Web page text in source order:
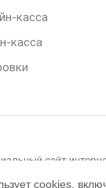
касса
касса
сайт
Текущий
cookies,